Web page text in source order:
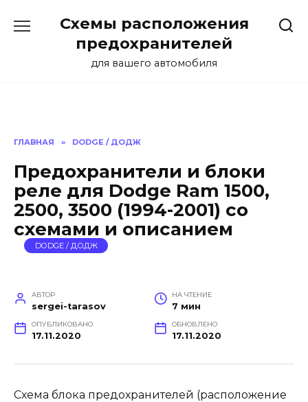
Схемы расположения
предохранителей
для вашего автомобиля
ГЛАВНАЯ » DODGE / ДОДЖ
Предохранители и блоки
реле для Dodge Ram 1500,
2500, 3500 (1994-2001) со
схемами и описанием
DODGE / ДОДЖ
АВТОР
sergei-tarasov
НА ЧТЕНИЕ
7 мин
ОПУБЛИКОВАНО
17.11.2020
ОБНОВЛЕНО
17.11.2020
Схема блока предохранителей (расположение